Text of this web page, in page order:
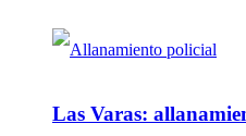
Las Varas: